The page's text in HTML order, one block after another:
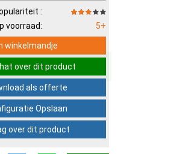
:
voorraad:
5+
winkelmandje
over dit product
als offerte
Opslaan
over dit product